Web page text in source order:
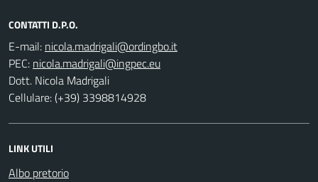
CONTATTI D.P.O.
E-mail:
PEC:
Dott. Nicola Madrigali
Cellulare: (+39) 3398814928
LINK UTILI
Albo pretorio